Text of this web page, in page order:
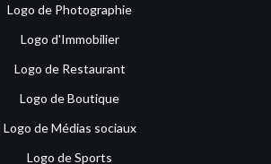
Logo de Photographie
Logo d'Immobilier
Logo de Restaurant
Logo de Boutique
Logo de Médias sociaux
Logo de Sports